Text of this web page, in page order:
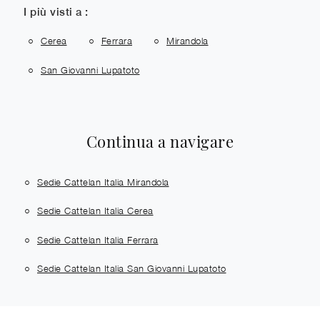
I più visti a :
Cerea Ferrara Mirandola
San Giovanni Lupatoto
Continua a navigare
Sedie Cattelan Italia Mirandola
Sedie Cattelan Italia Cerea
Sedie Cattelan Italia Ferrara
Sedie Cattelan Italia San Giovanni Lupatoto